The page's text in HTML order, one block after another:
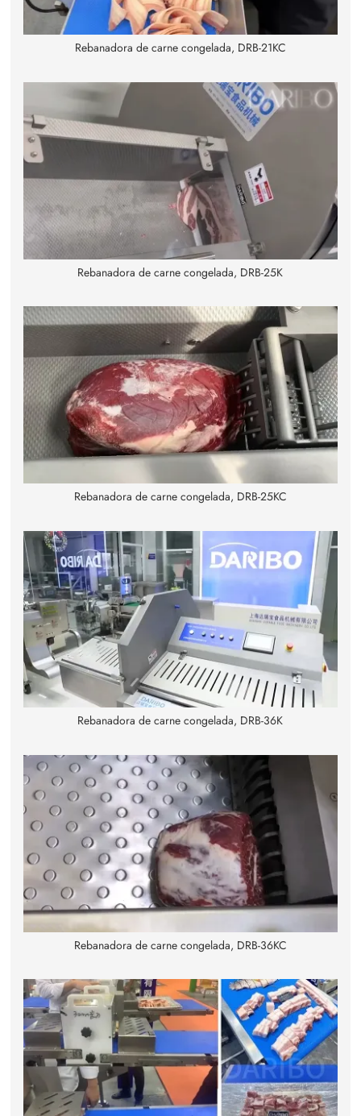
Rebanadora de carne congelada, DRB-21KC
Rebanadora de carne congelada, DRB-25K
Rebanadora de carne congelada, DRB-25KC
Rebanadora de carne congelada, DRB-36K
Rebanadora de carne congelada, DRB-36KC